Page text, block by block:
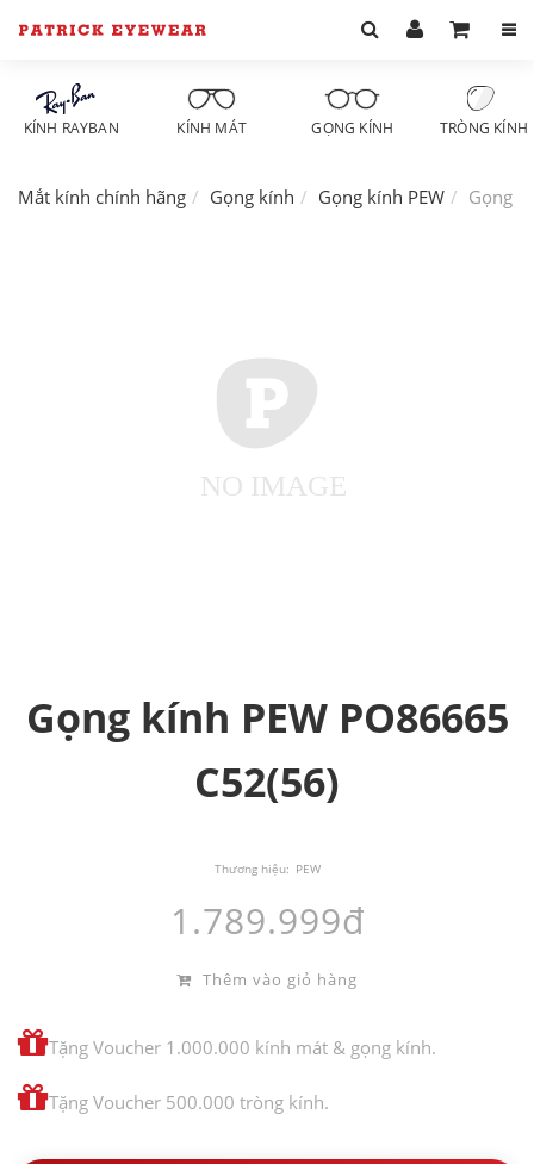
KÍNH RAYBAN KÍNH MÁT GỌNG KÍNH TRÒNG KÍNH
Mắt kính chính hãng Gọng kính Gọng kính PEW Gọng
Gọng kính PEW PO86665
C52(56)
Thương hiệu: PEW
1.789.999đ
Thêm vào giỏ hàng
Tặng Voucher 1.000.000 kính mát & gọng kính.
Tặng Voucher 500.000 tròng kính.